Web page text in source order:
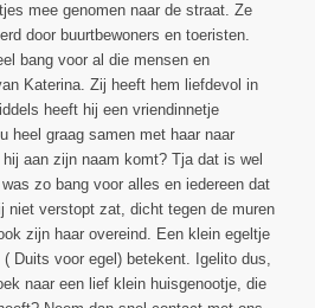
mee genomen naar de straat. Ze
door buurtbewoners en toeristen.
bang voor al die mensen en
Katerina. Zij heeft hem liefdevol in
heeft hij een vriendinnetje
heel graag samen met haar naar
aan zijn naam komt? Tja dat is wel
zo bang voor alles en iedereen dat
niet verstopt zat, dicht tegen de muren
zijn haar overeind. Een klein egeltje
Duits voor egel) betekent. Igelito dus,
naar een lief klein huisgenootje, die